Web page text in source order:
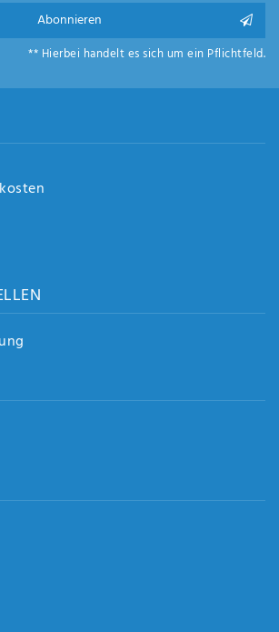
Abonnieren
** Hierbei handelt es sich um ein Pflichtfeld.